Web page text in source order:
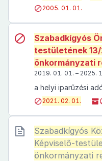
2005. 01. 01.
Szabadkígyós
testületének
önkormányzati
2019. 01. 01. – 2025.
a helyi iparűzési
2021. 02. 01.
Szabadkígyós
Képviselő-
önkormányzati